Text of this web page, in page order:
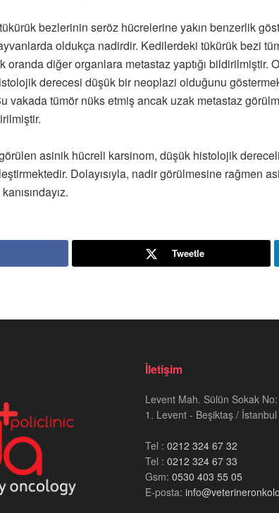
bezlerinin seröz hücrelerine yakın benzerlik
oldukça nadirdir. Kedilerdeki tükürük bezi
oranda diğer organlara metastaz yaptığı
derecesi düşük bir neoplazi olduğunu
vakada tümör nüks etmiş ancak uzak metastaz
asinik hücreli karsinom, düşük histolojik
Dolayısıyla, nadir görülmesine rağmen
Tweetle
İletişim
Levent Mah. Sülün Sokak
1. Levent - Beşiktaş / İstanbul
Tel : 0212 324 67 32
Tel : 0212 324 67 33
Gsm: 0530 403 55 05
E-posta: